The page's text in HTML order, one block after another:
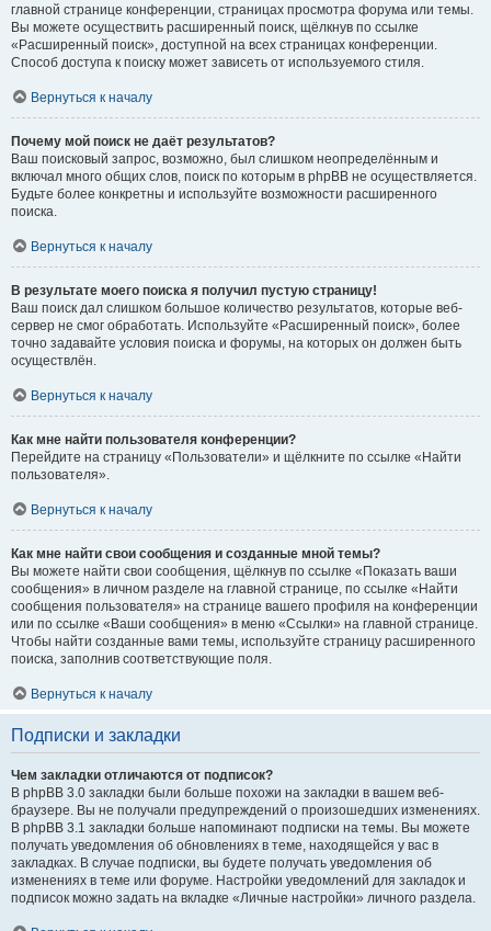
главной странице конференции, страницах просмотра форума или темы.
Вы можете осуществить расширенный поиск, щёлкнув по ссылке
«Расширенный поиск», доступной на всех страницах конференции.
Способ доступа к поиску может зависеть от используемого стиля.
Вернуться к началу
Почему мой поиск не даёт результатов?
Ваш поисковый запрос, возможно, был слишком неопределённым и
включал много общих слов, поиск по которым в phpBB не осуществляется.
Будьте более конкретны и используйте возможности расширенного
поиска.
Вернуться к началу
В результате моего поиска я получил пустую страницу!
Ваш поиск дал слишком большое количество результатов, которые веб-
сервер не смог обработать. Используйте «Расширенный поиск», более
точно задавайте условия поиска и форумы, на которых он должен быть
осуществлён.
Вернуться к началу
Как мне найти пользователя конференции?
Перейдите на страницу «Пользователи» и щёлкните по ссылке «Найти
пользователя».
Вернуться к началу
Как мне найти свои сообщения и созданные мной темы?
Вы можете найти свои сообщения, щёлкнув по ссылке «Показать ваши
сообщения» в личном разделе на главной странице, по ссылке «Найти
сообщения пользователя» на странице вашего профиля на конференции
или по ссылке «Ваши сообщения» в меню «Ссылки» на главной странице.
Чтобы найти созданные вами темы, используйте страницу расширенного
поиска, заполнив соответствующие поля.
Вернуться к началу
Подписки и закладки
Чем закладки отличаются от подписок?
В phpBB 3.0 закладки были больше похожи на закладки в вашем веб-
браузере. Вы не получали предупреждений о произошедших изменениях.
В phpBB 3.1 закладки больше напоминают подписки на темы. Вы можете
получать уведомления об обновлениях в теме, находящейся у вас в
закладках. В случае подписки, вы будете получать уведомления об
изменениях в теме или форуме. Настройки уведомлений для закладок и
подписок можно задать на вкладке «Личные настройки» личного раздела.